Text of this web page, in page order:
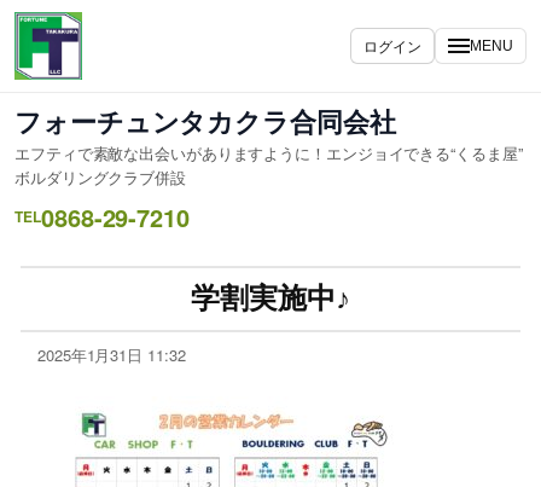
ログイン MENU
フォーチュンタカクラ合同会社
エフティで素敵な出会いがありますように！エンジョイできる“くるま屋”
ボルダリングクラブ併設
TEL0868-29-7210
学割実施中♪
2025年1月31日 11:32